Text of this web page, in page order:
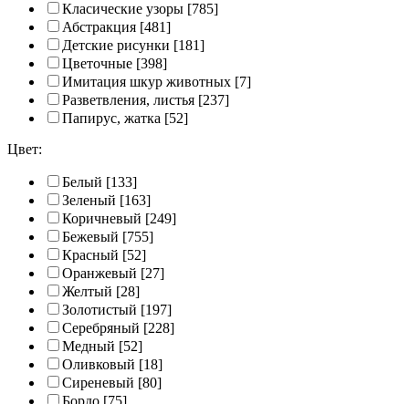
Класические узоры [785]
Абстракция [481]
Детские рисунки [181]
Цветочные [398]
Имитация шкур животных [7]
Разветвления, листья [237]
Папирус, жатка [52]
Цвет:
Белый [133]
Зеленый [163]
Коричневый [249]
Бежевый [755]
Красный [52]
Оранжевый [27]
Желтый [28]
Золотистый [197]
Серебряный [228]
Медный [52]
Оливковый [18]
Сиреневый [80]